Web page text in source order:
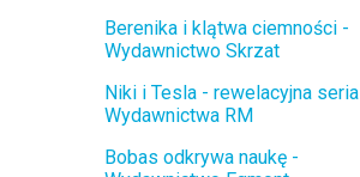
Berenika i klątwa ciemności -
Wydawnictwo Skrzat
Niki i Tesla - rewelacyjna seria
Wydawnictwa RM
Bobas odkrywa naukę -